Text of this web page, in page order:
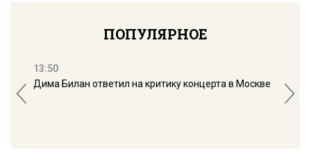
ПОПУЛЯРНОЕ
13:50
Дима Билан ответил на критику концерта в Москве